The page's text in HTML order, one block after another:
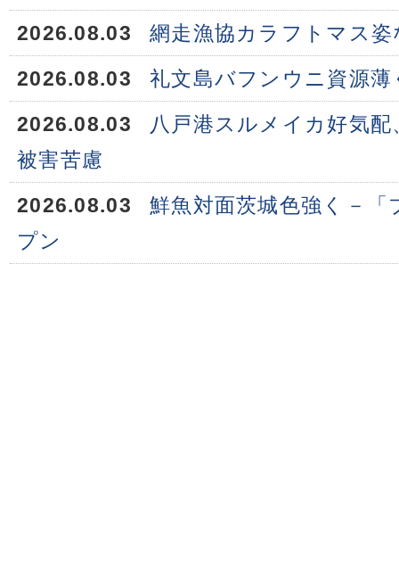
2026.08.03
網走漁協カラフトマス
2026.08.03
礼文島バフンウニ資源薄
2026.08.03
八戸港スルメイカ好気
被害苦慮
2026.08.03
鮮魚対面茨城色強く－
プン